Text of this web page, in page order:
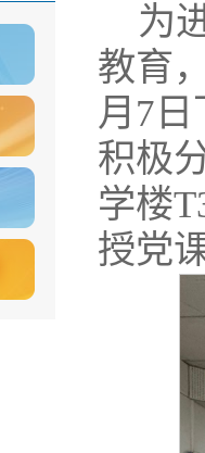
为
教育
月7
积极
学楼
授党